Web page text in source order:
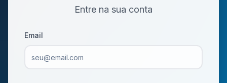
Entre na sua conta
Email